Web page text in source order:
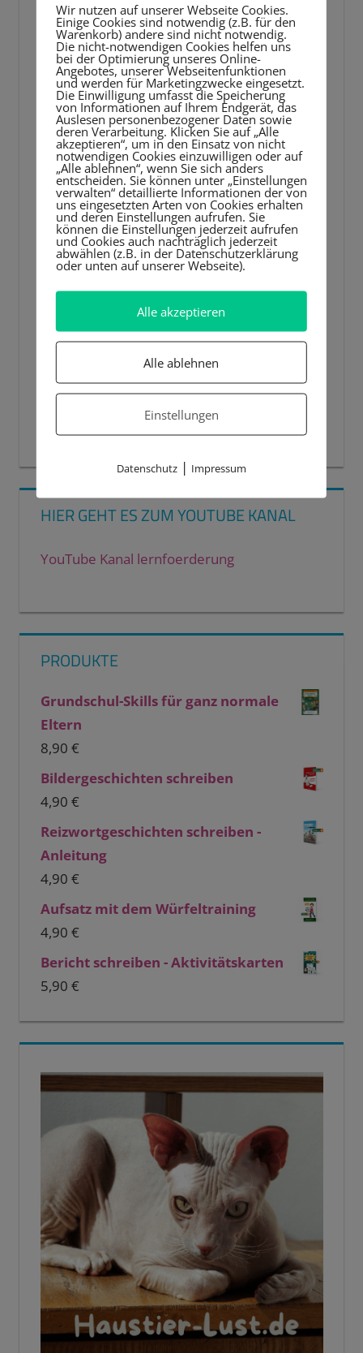
HIER GEHT ES ZUM YOUTUBE KANAL
YouTube Kanal lernfoerderung
PRODUKTE
Grundschul-Skills für ganz normale
Eltern
8,90 €
Bildergeschichten schreiben
4,90 €
Reizwortgeschichten schreiben -
Anleitung
4,90 €
Aufsatz mit dem Würfeltraining
4,90 €
Bericht schreiben - Aktivitätskarten
5,90 €
Wir nutzen auf unserer Webseite Cookies.
Einige Cookies sind notwendig (z.B. für den
Warenkorb) andere sind nicht notwendig.
Die nicht-notwendigen Cookies helfen uns
bei der Optimierung unseres Online-
Angebotes, unserer Webseitenfunktionen
und werden für Marketingzwecke eingesetzt.
Die Einwilligung umfasst die Speicherung
von Informationen auf Ihrem Endgerät, das
Auslesen personenbezogener Daten sowie
deren Verarbeitung. Klicken Sie auf „Alle
akzeptieren“, um in den Einsatz von nicht
notwendigen Cookies einzuwilligen oder auf
„Alle ablehnen“, wenn Sie sich anders
entscheiden. Sie können unter „Einstellungen
verwalten“ detaillierte Informationen der von
uns eingesetzten Arten von Cookies erhalten
und deren Einstellungen aufrufen. Sie
können die Einstellungen jederzeit aufrufen
und Cookies auch nachträglich jederzeit
abwählen (z.B. in der Datenschutzerklärung
oder unten auf unserer Webseite).
Alle akzeptieren
Alle ablehnen
Einstellungen
Datenschutz| Impressum